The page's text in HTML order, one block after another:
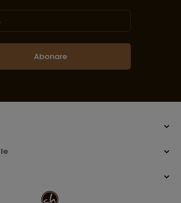
Abonare